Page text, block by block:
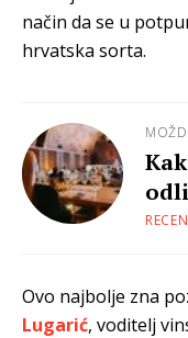
način da se u
hrvatska sorta.
Ovo najbolje zna
Lugarić, voditelj